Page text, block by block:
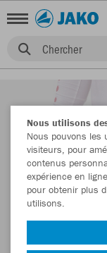
Chercher
Nous utilisons
Nous pouvons les
visiteurs, pour
contenus
expérience en
pour obtenir plus
utilisons.